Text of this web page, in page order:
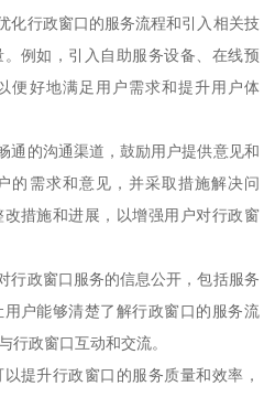
化行政窗口的服务流程和引入相关技
例如，引入自助服务设备、在线预
便好地满足用户需求和提升用户体
通的沟通渠道，鼓励用户提供意见和
的需求和意见，并采取措施解决问
措施和进展，以增强用户对行政窗
行政窗口服务的信息公开，包括服务
户能够清楚了解行政窗口的服务流
行政窗口互动和交流。
提升行政窗口的服务质量和效率，